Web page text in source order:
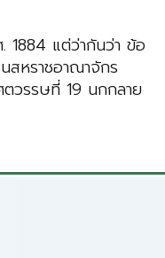
1884 แต่ว่ากันว่า ข้อ
สหราชอาณาจักร
ตวรรษที่ 19 นกกลาย